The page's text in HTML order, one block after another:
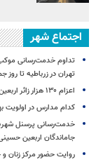
اجتماع شهر
تداوم خدمت‌رسانی
تهران در زرباطیه تا روز جمعه ۱۶
اعزام ۱۳۰ هزار زائر اربعین از پایانه‌های مسافربری شهر تهران
کدام مدارس در اولویت
خدمت‌رسانی پرسنل
جاماندگان اربعین
روایت حضور مرکز زنان و